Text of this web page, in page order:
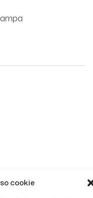
cookie